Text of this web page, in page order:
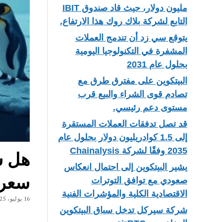
مليون دولار، حيث قاد صندوق IBIT
التابع لشركة بلاك روك هذا الارتفاع.
يتوقع سي زد أن تندمج العملات
المشفرة في التكنولوجيا اليومية
بحلول عام 2031
البيتكوين على مفترق طرق مع
تصادم قوى الشراء والبيع قرب
مستوى دعم رئيسي.
قد تصل تدفقات العملات المستقرة
إلى 1.5 كوادريليون دولار بحلول عام
2035 وفقًا لشركة Chainalysis
يشير البيتكوين إلى احتمال انعكاس
صعودي مع توافق التوترات
الاقتصادية الكلية والمؤشرات الفنية
شركة سيركل تدخل سباق البيتكوين
سعر 0.040
16 يوليو، 2025